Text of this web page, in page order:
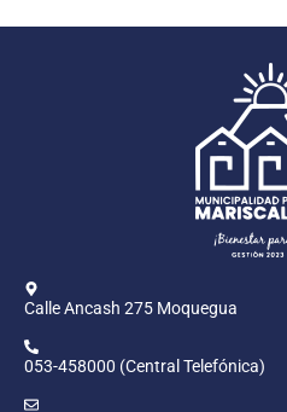
Calle Ancash 275 Moquegua
053-458000 (Central Telefónica)